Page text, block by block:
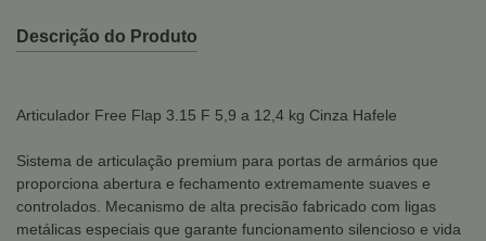
Descrição do Produto
Articulador Free Flap 3.15 F 5,9 a 12,4 kg Cinza Hafele
Sistema de articulação premium para portas de armários que
proporciona abertura e fechamento extremamente suaves e
controlados. Mecanismo de alta precisão fabricado com ligas
metálicas especiais que garante funcionamento silencioso e vida